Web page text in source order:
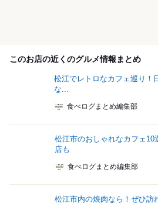
このお店の近くのグルメ情報まとめ
松江でレトロなカフェ巡り！
な...
食べログまとめ編集部
松江市のおしゃれなカフェ10
店も
食べログまとめ編集部
松江市内の焼肉なら！ぜひ訪